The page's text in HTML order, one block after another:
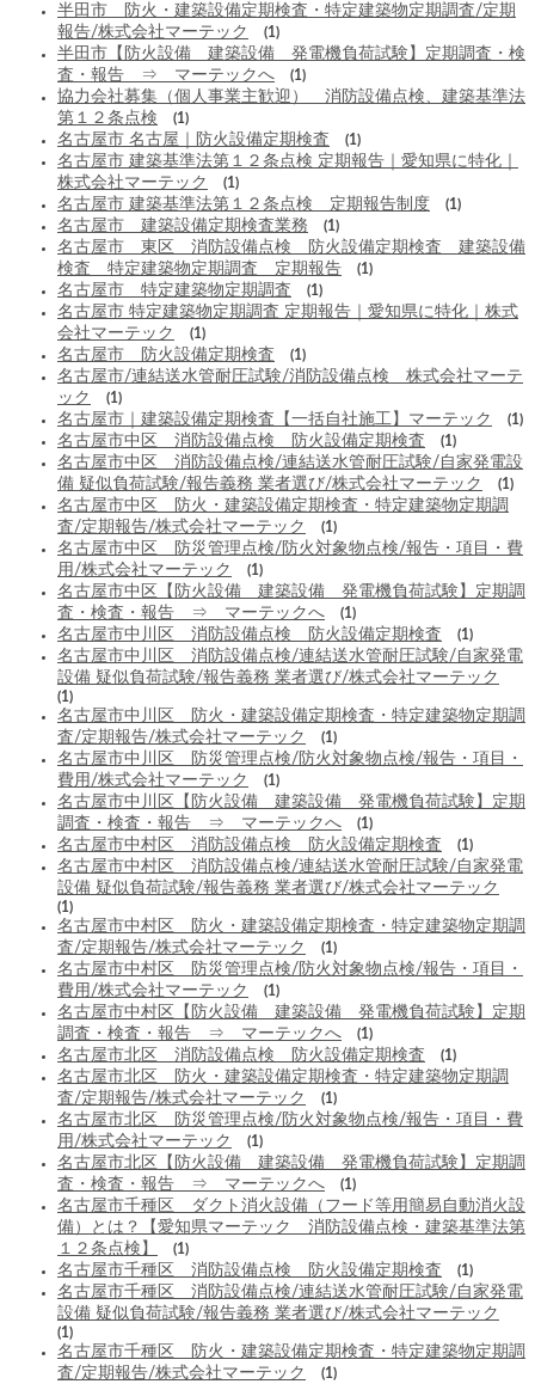
半田市 防火・建築設備定期検査・特定建築物定期調査/定期
報告/株式会社マーテック
(1)
半田市【防火設備 建築設備 発電機負荷試験】定期調査・検
査・報告 ⇒ マーテックへ
(1)
協力会社募集（個人事業主歓迎） 消防設備点検、建築基準法
第１２条点検
(1)
名古屋市 名古屋｜防火設備定期検査 (1)
名古屋市 建築基準法第１２条点検 定期報告｜愛知県に特化｜
株式会社マーテック
(1)
名古屋市 建築基準法第１２条点検 定期報告制度 (1)
名古屋市 建築設備定期検査業務 (1)
名古屋市 東区 消防設備点検 防火設備定期検査 建築設備
検査 特定建築物定期調査 定期報告
(1)
名古屋市 特定建築物定期調査 (1)
名古屋市 特定建築物定期調査 定期報告｜愛知県に特化｜株式
会社マーテック
(1)
名古屋市 防火設備定期検査 (1)
名古屋市/連結送水管耐圧試験/消防設備点検 株式会社マーテ
ック
(1)
名古屋市｜建築設備定期検査【一括自社施工】マーテック (1)
名古屋市中区 消防設備点検 防火設備定期検査 (1)
名古屋市中区 消防設備点検/連結送水管耐圧試験/自家発電設
備 疑似負荷試験/報告義務 業者選び/株式会社マーテック
(1)
名古屋市中区 防火・建築設備定期検査・特定建築物定期調
査/定期報告/株式会社マーテック
(1)
名古屋市中区 防災管理点検/防火対象物点検/報告・項目・費
用/株式会社マーテック
(1)
名古屋市中区【防火設備 建築設備 発電機負荷試験】定期調
査・検査・報告 ⇒ マーテックへ
(1)
名古屋市中川区 消防設備点検 防火設備定期検査 (1)
名古屋市中川区 消防設備点検/連結送水管耐圧試験/自家発電
設備 疑似負荷試験/報告義務 業者選び/株式会社マーテック
(1)
名古屋市中川区 防火・建築設備定期検査・特定建築物定期調
査/定期報告/株式会社マーテック
(1)
名古屋市中川区 防災管理点検/防火対象物点検/報告・項目・
費用/株式会社マーテック
(1)
名古屋市中川区【防火設備 建築設備 発電機負荷試験】定期
調査・検査・報告 ⇒ マーテックへ
(1)
名古屋市中村区 消防設備点検 防火設備定期検査 (1)
名古屋市中村区 消防設備点検/連結送水管耐圧試験/自家発電
設備 疑似負荷試験/報告義務 業者選び/株式会社マーテック
(1)
名古屋市中村区 防火・建築設備定期検査・特定建築物定期調
査/定期報告/株式会社マーテック
(1)
名古屋市中村区 防災管理点検/防火対象物点検/報告・項目・
費用/株式会社マーテック
(1)
名古屋市中村区【防火設備 建築設備 発電機負荷試験】定期
調査・検査・報告 ⇒ マーテックへ
(1)
名古屋市北区 消防設備点検 防火設備定期検査 (1)
名古屋市北区 防火・建築設備定期検査・特定建築物定期調
査/定期報告/株式会社マーテック
(1)
名古屋市北区 防災管理点検/防火対象物点検/報告・項目・費
用/株式会社マーテック
(1)
名古屋市北区【防火設備 建築設備 発電機負荷試験】定期調
査・検査・報告 ⇒ マーテックへ
(1)
名古屋市千種区 ダクト消火設備（フード等用簡易自動消火設
備）とは？【愛知県マーテック 消防設備点検・建築基準法第
１２条点検】
(1)
名古屋市千種区 消防設備点検 防火設備定期検査 (1)
名古屋市千種区 消防設備点検/連結送水管耐圧試験/自家発電
設備 疑似負荷試験/報告義務 業者選び/株式会社マーテック
(1)
名古屋市千種区 防火・建築設備定期検査・特定建築物定期調
査/定期報告/株式会社マーテック
(1)